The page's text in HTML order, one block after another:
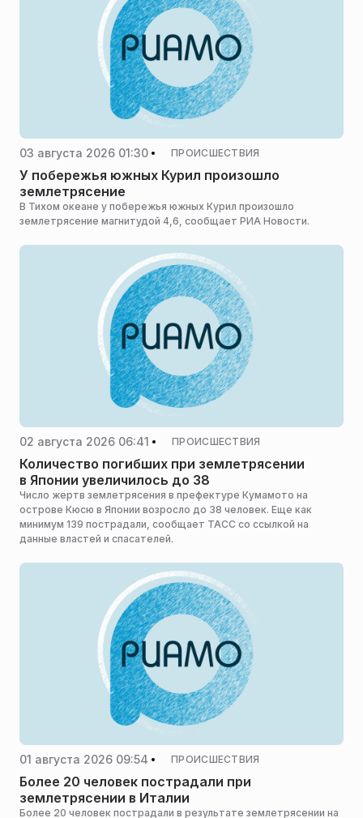
03 августа 2026 01:30 ПРОИСШЕСТВИЯ
У побережья южных Курил произошло
землетрясение
В Тихом океане у побережья южных Курил произошло
землетрясение магнитудой 4,6, сообщает РИА Новости.
02 августа 2026 06:41 ПРОИСШЕСТВИЯ
Количество погибших при землетрясении
в Японии увеличилось до 38
Число жертв землетрясения в префектуре Кумамото на
острове Кюсю в Японии возросло до 38 человек. Еще как
минимум 139 пострадали, сообщает ТАСС со ссылкой на
данные властей и спасателей.
01 августа 2026 09:54 ПРОИСШЕСТВИЯ
Более 20 человек пострадали при
землетрясении в Италии
Более 20 человек пострадали в результате землетрясении на